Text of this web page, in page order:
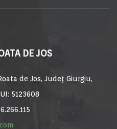
DE JOS
de Jos, Județ Giurgiu,
5123608